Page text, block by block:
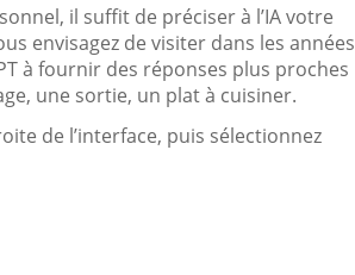
il suffit de préciser à l’IA votre
envisagez de visiter dans les années
à fournir des réponses plus proches
une sortie, un plat à cuisiner.
de l’interface, puis sélectionnez